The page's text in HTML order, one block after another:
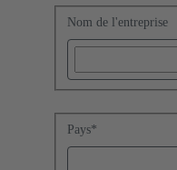
Nom de l'entreprise
Pays*